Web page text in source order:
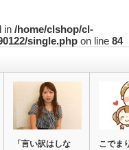
in /home/clshop/cl-
single.php on line 84
「言い訳はしな
こでま